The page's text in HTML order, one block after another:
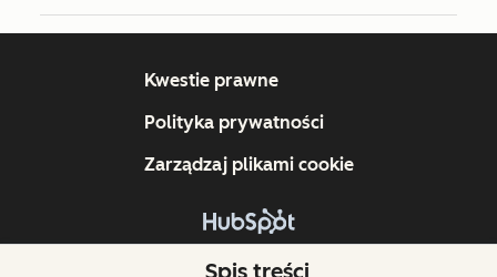
Spis treści
Copyright © 2026 HubSpot, Inc.
Kwestie prawne
Polityka prywatności
Zarządzaj plikami cookie